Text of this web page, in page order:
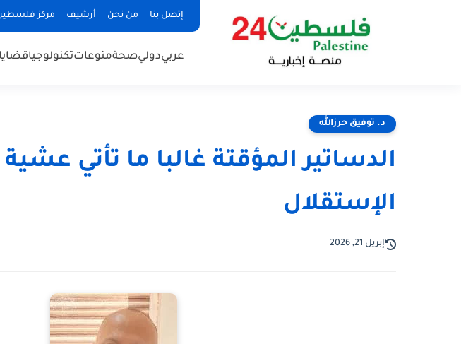
إتصل بنا من نحن أرشيف مركز فلسطين
عربيدوليصحةمنوعاتتكنولوجيا
د. توفيق حرزالله
الدساتير المؤقتة غالبا ما تأتي عشية
الإستقلال
إبريل 21, 2026